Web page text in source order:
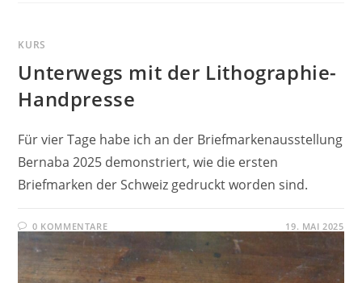
KURS
Unterwegs mit der Lithographie-
Handpresse
Für vier Tage habe ich an der Briefmarkenausstellung
Bernaba 2025 demonstriert, wie die ersten
Briefmarken der Schweiz gedruckt worden sind.
0 KOMMENTARE 19. MAI 2025